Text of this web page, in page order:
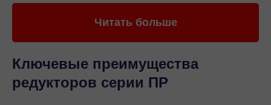
соответствие международным стандартам качества,
Редуктор оснащен модульной конструкцией,
упрощающей обслуживание и замену отдельных
элементов. Высокий КПД и минимальный уровень
Читать больше
Ключевые преимущества
редукторов серии ПР